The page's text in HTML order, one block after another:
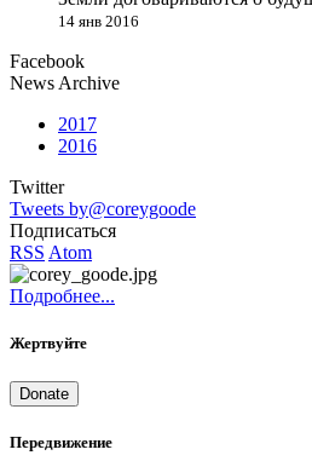
14 янв 2016
Facebook
News Archive
2017
2016
Twitter
Tweets by@coreygoode
Подписаться
RSS Atom
Подробнее...
Жертвуйте
Donate
Передвижение